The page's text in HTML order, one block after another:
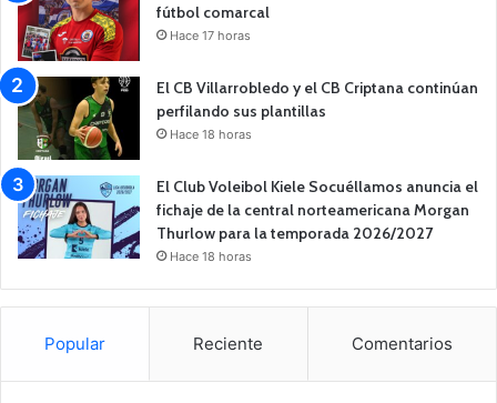
fútbol comarcal
Hace 17 horas
El CB Villarrobledo y el CB Criptana continúan
perfilando sus plantillas
Hace 18 horas
El Club Voleibol Kiele Socuéllamos anuncia el
fichaje de la central norteamericana Morgan
Thurlow para la temporada 2026/2027
Hace 18 horas
Popular Reciente Comentarios